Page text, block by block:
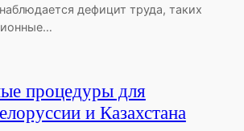
дефицит труда, таких
процедуры для
и Казахстана